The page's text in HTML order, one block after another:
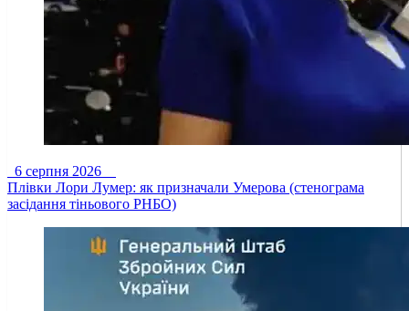
6 серпня 2026
Плівки Лори Лумер: як призначали Умерова (стенограма
засідання тіньового РНБО)